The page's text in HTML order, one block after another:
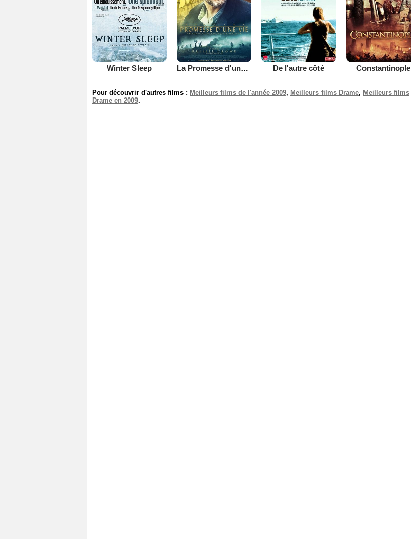
Winter Sleep La Promesse d'une vie De l'autre côté Constantinople
Pour découvrir d'autres films : Meilleurs films de l'année 2009, Meilleurs films Drame, Meilleurs films
Drame en 2009.